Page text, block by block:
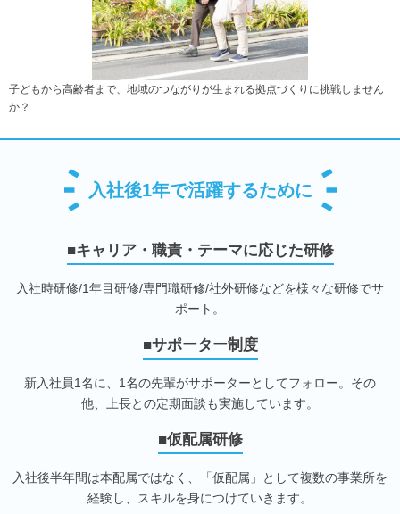
子どもから高齢者まで、地域のつながりが生まれる拠点づくりに挑戦しません
か？
入社後1年で活躍するために
■キャリア・職責・テーマに応じた研修
入社時研修/1年目研修/専門職研修/社外研修などを様々な研修でサ
ポート。
■サポーター制度
新入社員1名に、1名の先輩がサポーターとしてフォロー。その
他、上長との定期面談も実施しています。
■仮配属研修
入社後半年間は本配属ではなく、「仮配属」として複数の事業所を
経験し、スキルを身につけていきます。